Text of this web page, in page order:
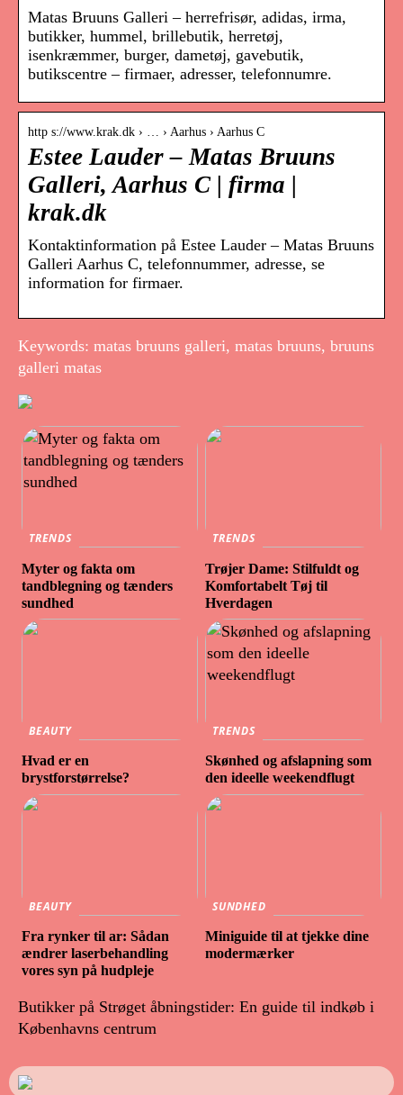
Matas Bruuns Galleri – herrefrisør, adidas, irma,
butikker, hummel, brillebutik, herretøj,
isenkræmmer, burger, dametøj, gavebutik,
butikscentre – firmaer, adresser, telefonnumre.
http s://www.krak.dk › … › Aarhus › Aarhus C
Estee Lauder – Matas Bruuns
Galleri, Aarhus C | firma |
krak.dk
Kontaktinformation på Estee Lauder – Matas Bruuns
Galleri Aarhus C, telefonnummer, adresse, se
information for firmaer.
Keywords: matas bruuns galleri, matas bruuns, bruuns
galleri matas
TRENDS
Myter og fakta om
tandblegning og tænders
sundhed
TRENDS
Trøjer Dame: Stilfuldt og
Komfortabelt Tøj til
Hverdagen
BEAUTY
Hvad er en
brystforstørrelse?
TRENDS
Skønhed og afslapning som
den ideelle weekendflugt
BEAUTY
Fra rynker til ar: Sådan
ændrer laserbehandling
vores syn på hudpleje
SUNDHED
Miniguide til at tjekke dine
modermærker
Butikker på Strøget åbningstider: En guide til indkøb i
Københavns centrum